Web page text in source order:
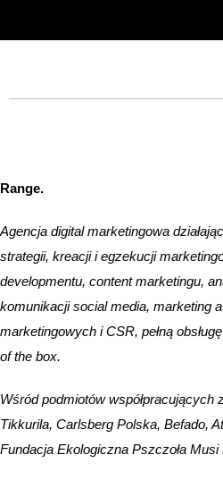
Range.
Agencja digital marketingowa
strategii, kreacji i egzekucji
developmentu, content marketingu,
komunikacji social media, marketing
marketingowych i CSR, pełną
of the box.
Wśród podmiotów współpracujących
Tikkurila, Carlsberg Polska, Befado,
Fundacja Ekologiczna Pszczoła Musi